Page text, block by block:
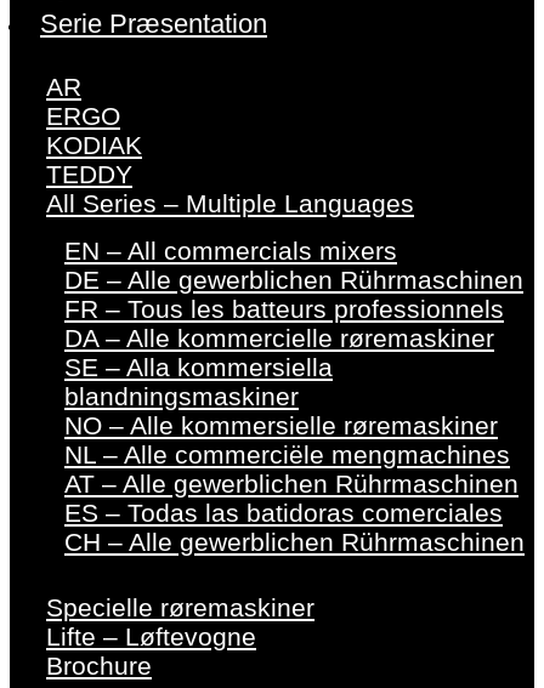
Serie Præsentation
AR
ERGO
KODIAK
TEDDY
All Series – Multiple Languages
EN – All commercials mixers
DE – Alle gewerblichen Rührmaschinen
FR – Tous les batteurs professionnels
DA – Alle kommercielle røremaskiner
SE – Alla kommersiella
blandningsmaskiner
NO – Alle kommersielle røremaskiner
NL – Alle commerciële mengmachines
AT – Alle gewerblichen Rührmaschinen
ES – Todas las batidoras comerciales
CH – Alle gewerblichen Rührmaschinen
Specielle røremaskiner
Lifte – Løftevogne
Brochure